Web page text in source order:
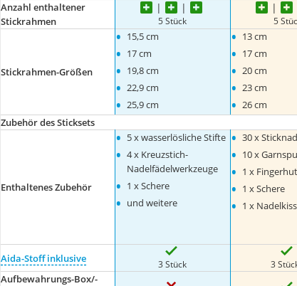
Anzahl enthaltener
Stickrahmen
5 Stück 5
Stickrahmen-Größen
• 15,5 cm
• 17 cm
• 19,8 cm
• 22,9 cm
• 25,9 cm
• 13 cm
• 17 cm
• 20 cm
• 23 cm
• 26 cm
Zubehör des Sticksets
Enthaltenes Zubehör
• 5 x wasserlösliche Stifte
• 4 x Kreuzstich-
Nadelfädelwerkzeuge
• 1 x Schere
• und weitere
• 30 x
• 10 x
• 1 x Fingerhut
• 1 x Schere
• 1 x
Aida-Stoff inklusive 3 Stück 3
Aufbewahrungs-Box/-